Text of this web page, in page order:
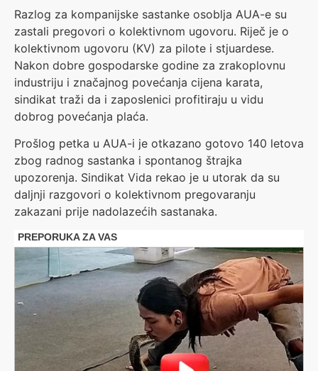
Razlog za kompanijske sastanke osoblja AUA-e su
zastali pregovori o kolektivnom ugovoru. Riječ je o
kolektivnom ugovoru (KV) za pilote i stjuardese.
Nakon dobre gospodarske godine za zrakoplovnu
industriju i značajnog povećanja cijena karata,
sindikat traži da i zaposlenici profitiraju u vidu
dobrog povećanja plaća.
Prošlog petka u AUA-i je otkazano gotovo 140 letova
zbog radnog sastanka i spontanog štrajka
upozorenja. Sindikat Vida rekao je u utorak da su
daljnji razgovori o kolektivnom pregovaranju
zakazani prije nadolazećih sastanaka.